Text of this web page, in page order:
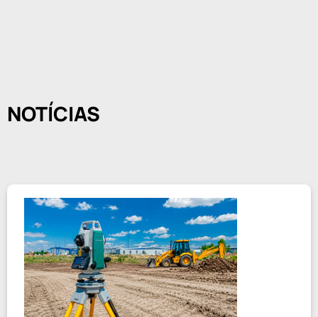
NOTÍCIAS